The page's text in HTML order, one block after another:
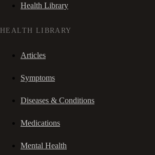
Health Library
HEALTH LIBRARY
Articles
Symptoms
Diseases & Conditions
Medications
Mental Health